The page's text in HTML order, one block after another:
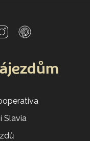
Slavia